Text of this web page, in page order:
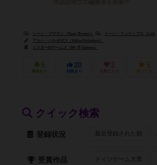
シーン・ブラウン（Sean Brown） リーン・フィリップス（LeAnn Phillips）
アカハ・ハルゼボス（Akha Hulzebos）
ミスターBゲームズ（Mr. B Games）
5
興味あり
20
経験あり
2
お気に入り
5
持ってる
クイック検索
登録状況 最近登録された順
受賞作品 ドイツゲーム大賞